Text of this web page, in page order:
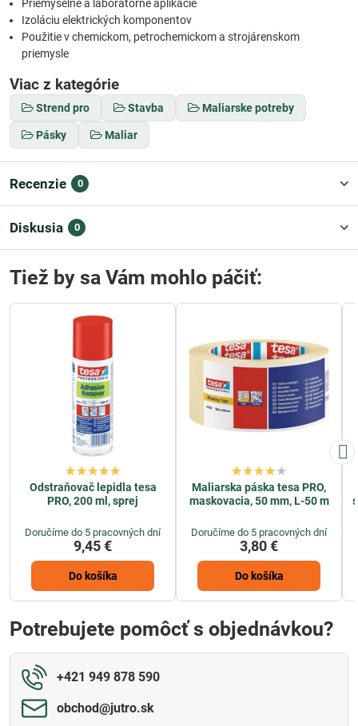
Priemyselné a laboratórne aplikácie
Izoláciu elektrických komponentov
Použitie v chemickom, petrochemickom a strojárenskom
priemysle
Viac z kategórie
Strend pro Stavba Maliarske potreby
Pásky Maliar
Recenzie 0
Diskusia 0
Tiež by sa Vám mohlo páčiť:
Odstraňovač lepidla tesa
PRO, 200 ml, sprej
Doručíme do 5 pracovných dní
9,45 €
Do košíka
Maliarska páska tesa PRO,
maskovacia, 50 mm, L-50 m
Doručíme do 5 pracovných dní
3,80 €
Do košíka
Potrebujete pomôcť s objednávkou?
+421 949 878 590
obchod​@jutro​.sk